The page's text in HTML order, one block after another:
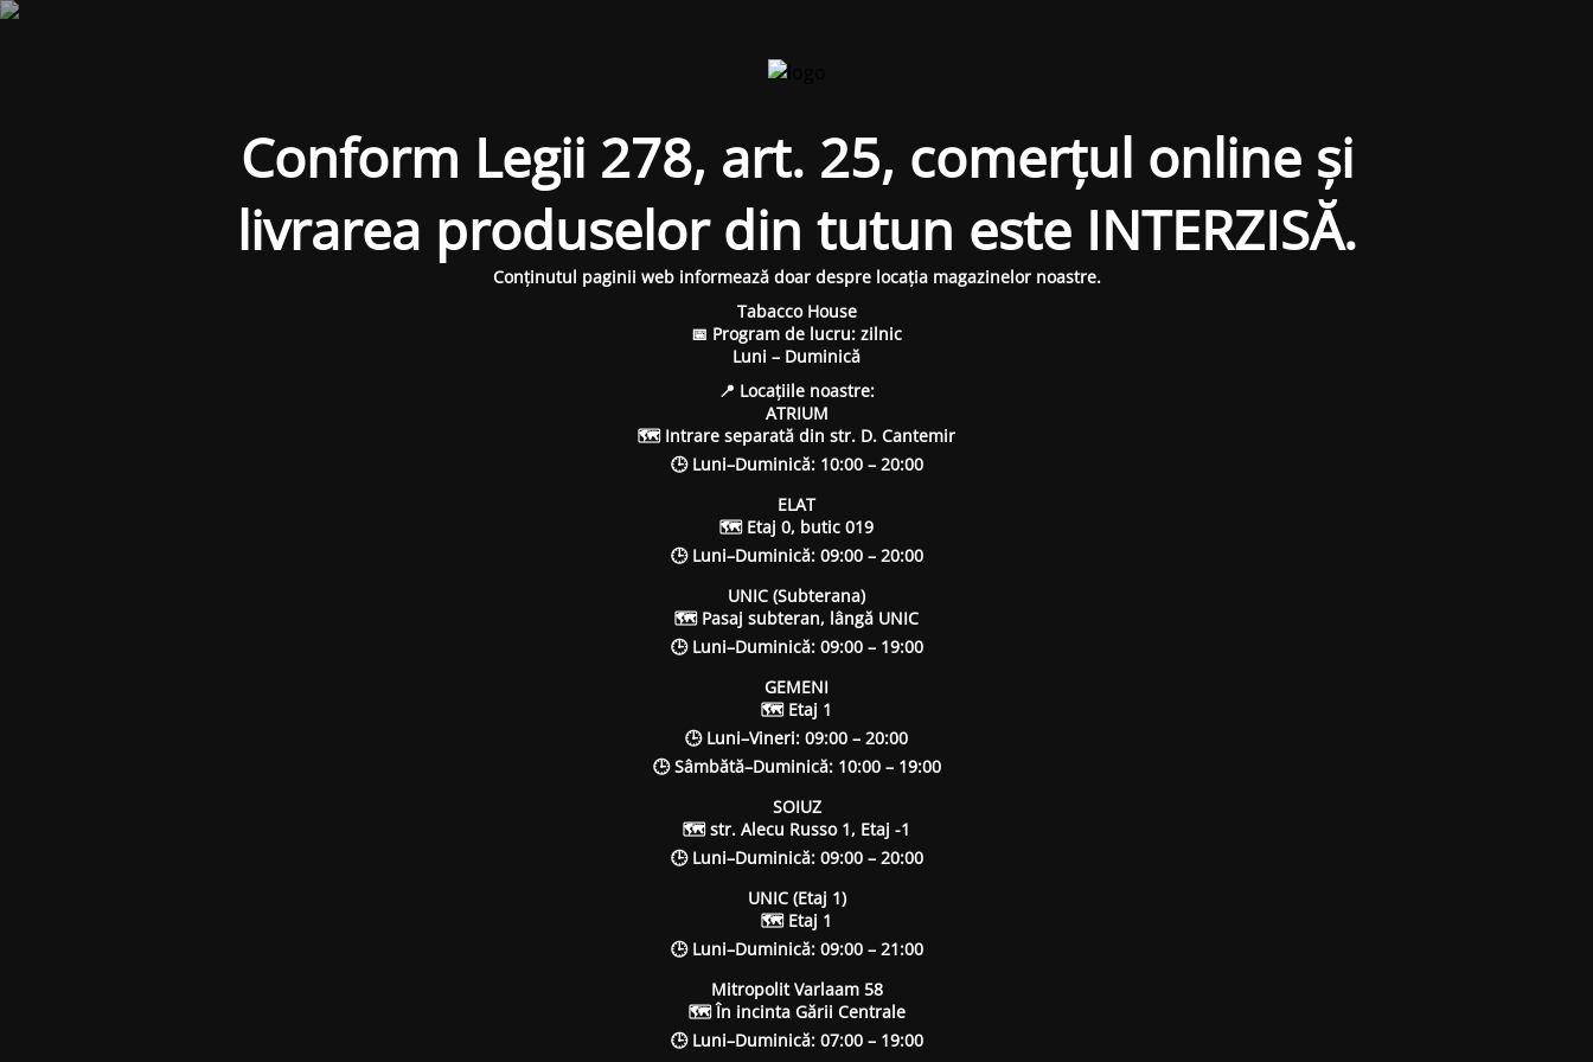
Conform Legii 278, art. 25, comerțul online și
livrarea produselor din tutun este INTERZISĂ.
Conținutul paginii web informează doar despre locația magazinelor noastre.
Tabacco House
📅 Program de lucru: zilnic
Luni – Duminică
📍 Locațiile noastre:
ATRIUM
🗺 Intrare separată din str. D. Cantemir
🕒 Luni–Duminică: 10:00 – 20:00
ELAT
🗺 Etaj 0, butic 019
🕒 Luni–Duminică: 09:00 – 20:00
UNIC (Subterana)
🗺 Pasaj subteran, lângă UNIC
🕒 Luni–Duminică: 09:00 – 19:00
GEMENI
🗺 Etaj 1
🕒 Luni–Vineri: 09:00 – 20:00
🕒 Sâmbătă–Duminică: 10:00 – 19:00
SOIUZ
🗺 str. Alecu Russo 1, Etaj -1
🕒 Luni–Duminică: 09:00 – 20:00
UNIC (Etaj 1)
🗺 Etaj 1
🕒 Luni–Duminică: 09:00 – 21:00
Mitropolit Varlaam 58
🗺 În incinta Gării Centrale
🕒 Luni–Duminică: 07:00 – 19:00